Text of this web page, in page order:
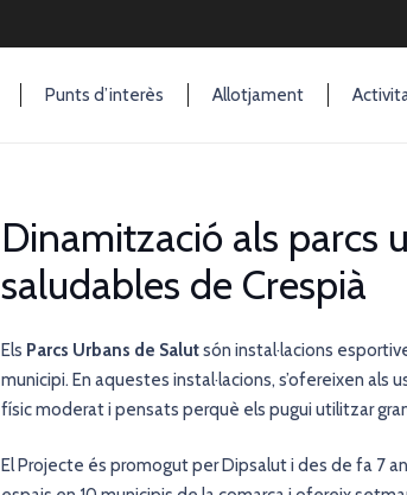
Punts d’interès Allotjament
Dinamització als parcs
saludables de Crespià
Els Parcs Urbans de Salutsón instal·lacions
municipi. En aquestes instal·lacions, s’ofereixen als
físic moderat i pensats perquè els pugui utilitzar
El Projecte és promogut per Dipsalut i des de fa 7